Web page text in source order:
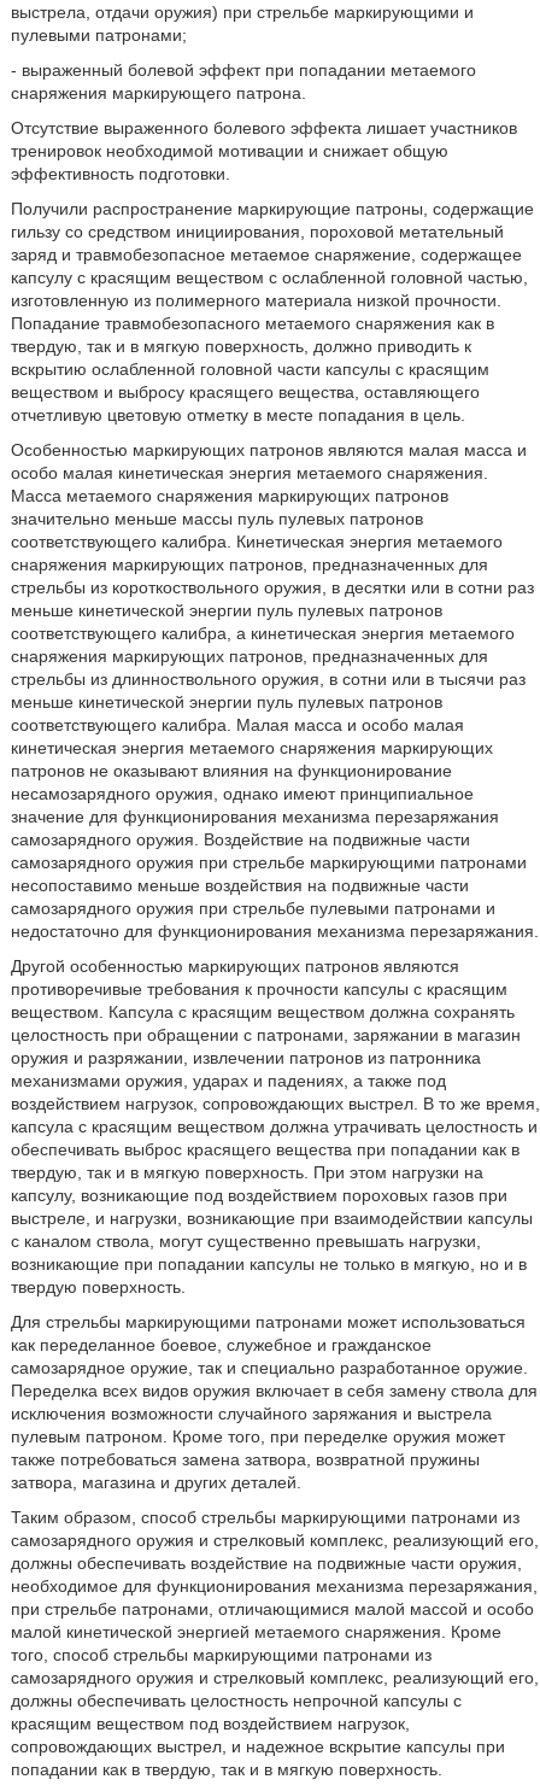
выстрела, отдачи оружия) при стрельбе маркирующими и
пулевыми патронами;
- выраженный болевой эффект при попадании метаемого
снаряжения маркирующего патрона.
Отсутствие выраженного болевого эффекта лишает участников
тренировок необходимой мотивации и снижает общую
эффективность подготовки.
Получили распространение маркирующие патроны, содержащие
гильзу со средством инициирования, пороховой метательный
заряд и травмобезопасное метаемое снаряжение, содержащее
капсулу с красящим веществом с ослабленной головной частью,
изготовленную из полимерного материала низкой прочности.
Попадание травмобезопасного метаемого снаряжения как в
твердую, так и в мягкую поверхность, должно приводить к
вскрытию ослабленной головной части капсулы с красящим
веществом и выбросу красящего вещества, оставляющего
отчетливую цветовую отметку в месте попадания в цель.
Особенностью маркирующих патронов являются малая масса и
особо малая кинетическая энергия метаемого снаряжения.
Масса метаемого снаряжения маркирующих патронов
значительно меньше массы пуль пулевых патронов
соответствующего калибра. Кинетическая энергия метаемого
снаряжения маркирующих патронов, предназначенных для
стрельбы из короткоствольного оружия, в десятки или в сотни раз
меньше кинетической энергии пуль пулевых патронов
соответствующего калибра, а кинетическая энергия метаемого
снаряжения маркирующих патронов, предназначенных для
стрельбы из длинноствольного оружия, в сотни или в тысячи раз
меньше кинетической энергии пуль пулевых патронов
соответствующего калибра. Малая масса и особо малая
кинетическая энергия метаемого снаряжения маркирующих
патронов не оказывают влияния на функционирование
несамозарядного оружия, однако имеют принципиальное
значение для функционирования механизма перезаряжания
самозарядного оружия. Воздействие на подвижные части
самозарядного оружия при стрельбе маркирующими патронами
несопоставимо меньше воздействия на подвижные части
самозарядного оружия при стрельбе пулевыми патронами и
недостаточно для функционирования механизма перезаряжания.
Другой особенностью маркирующих патронов являются
противоречивые требования к прочности капсулы с красящим
веществом. Капсула с красящим веществом должна сохранять
целостность при обращении с патронами, заряжании в магазин
оружия и разряжании, извлечении патронов из патронника
механизмами оружия, ударах и падениях, а также под
воздействием нагрузок, сопровождающих выстрел. В то же время,
капсула с красящим веществом должна утрачивать целостность и
обеспечивать выброс красящего вещества при попадании как в
твердую, так и в мягкую поверхность. При этом нагрузки на
капсулу, возникающие под воздействием пороховых газов при
выстреле, и нагрузки, возникающие при взаимодействии капсулы
с каналом ствола, могут существенно превышать нагрузки,
возникающие при попадании капсулы не только в мягкую, но и в
твердую поверхность.
Для стрельбы маркирующими патронами может использоваться
как переделанное боевое, служебное и гражданское
самозарядное оружие, так и специально разработанное оружие.
Переделка всех видов оружия включает в себя замену ствола для
исключения возможности случайного заряжания и выстрела
пулевым патроном. Кроме того, при переделке оружия может
также потребоваться замена затвора, возвратной пружины
затвора, магазина и других деталей.
Таким образом, способ стрельбы маркирующими патронами из
самозарядного оружия и стрелковый комплекс, реализующий его,
должны обеспечивать воздействие на подвижные части оружия,
необходимое для функционирования механизма перезаряжания,
при стрельбе патронами, отличающимися малой массой и особо
малой кинетической энергией метаемого снаряжения. Кроме
того, способ стрельбы маркирующими патронами из
самозарядного оружия и стрелковый комплекс, реализующий его,
должны обеспечивать целостность непрочной капсулы с
красящим веществом под воздействием нагрузок,
сопровождающих выстрел, и надежное вскрытие капсулы при
попадании как в твердую, так и в мягкую поверхность.